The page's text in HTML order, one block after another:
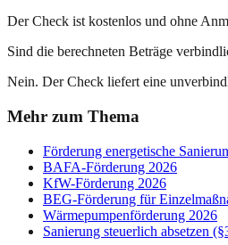
Der Check ist kostenlos und ohne
Sind die berechneten Beträge
Nein. Der Check liefert eine
Mehr zum Thema
Förderung energetische
BAFA-Förderung 2026
KfW-Förderung 2026
BEG-Förderung für
Wärmepumpenförderung 2026
Sanierung steuerlich absetzen